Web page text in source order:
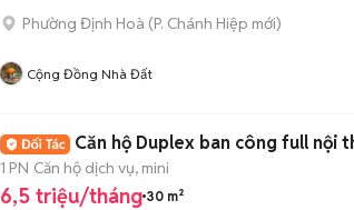
Phường Định Hoà (P. Chánh Hiệp mới)
Cộng Đồng Nhà Đất
Căn hộ Duplex ban công full nội
1 PN Căn hộ dịch vụ, mini
6,5 triệu/tháng 30 m²